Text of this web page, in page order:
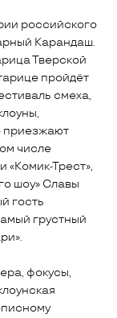
российского
Карандаш.
Тверской
пройдёт
смеха,
приезжают
числе
«Комик-Трест»,
шоу» Славы
гость
грустный
фокусы,